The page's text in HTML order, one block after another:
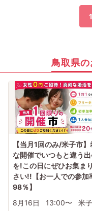
1
鳥取県
【当月1回のみ/米子市
な開催でいつもと違う
を!この日にぜひお集ま
さい!!【お一人での参加
98％】
8月16日
13:00〜 米